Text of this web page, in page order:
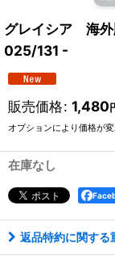
グレイシア 海
025/131 -
販売価格: 1,480
オプションにより価格が
在庫なし
返品特約に関する